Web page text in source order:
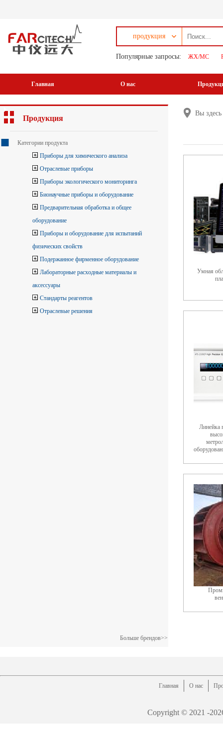
продукция
Популярные запросы: ЖХ/МС
Главная О нас
Продукция
Категории продукта
Приборы для химического анализа
Отраслевые приборы
Приборы экологического мониторинга
Бионаучные приборы и оборудование
Предварительная обработка и общее
оборудование
Приборы и оборудование для испытаний
физических свойств
Подержанное фирменное оборудование
Лабораторные расходные материалы и
аксессуары
Стандарты реагентов
Отраслевые решения
Больше брендов>>
Вы
Умная
Линейка
Главная О нас
Copyright © 2021 -